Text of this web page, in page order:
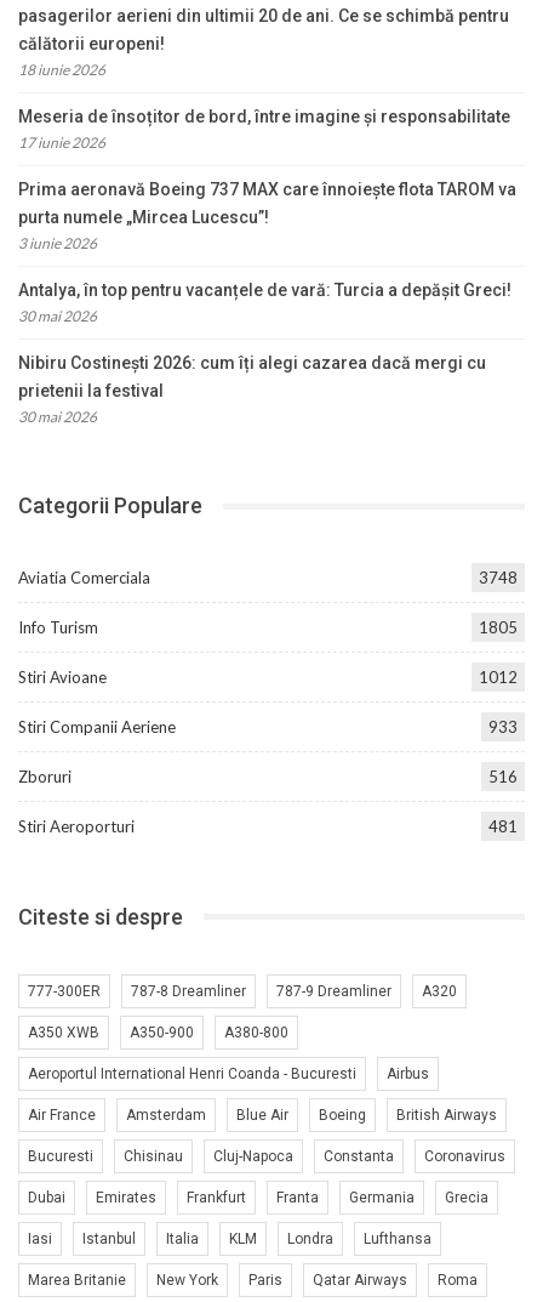
pasagerilor aerieni din ultimii 20 de ani. Ce se schimbă pentru
călătorii europeni!
18 iunie 2026
Meseria de însoțitor de bord, între imagine și responsabilitate
17 iunie 2026
Prima aeronavă Boeing 737 MAX care înnoiește flota TAROM va
purta numele „Mircea Lucescu”!
3 iunie 2026
Antalya, în top pentru vacanțele de vară: Turcia a depășit Greci!
30 mai 2026
Nibiru Costinești 2026: cum îți alegi cazarea dacă mergi cu
prietenii la festival
30 mai 2026
Categorii Populare
Aviatia Comerciala 3748
Info Turism 1805
Stiri Avioane 1012
Stiri Companii Aeriene 933
Zboruri 516
Stiri Aeroporturi 481
Citeste si despre
777-300ER 787-8 Dreamliner 787-9 Dreamliner A320
A350 XWB A350-900 A380-800
Aeroportul International Henri Coanda - Bucuresti Airbus
Air France Amsterdam Blue Air Boeing British Airways
Bucuresti Chisinau Cluj-Napoca Constanta Coronavirus
Dubai Emirates Frankfurt Franta Germania Grecia
Iasi Istanbul Italia KLM Londra Lufthansa
Marea Britanie New York Paris Qatar Airways Roma